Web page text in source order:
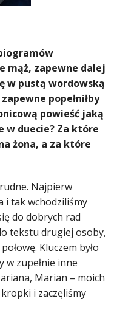
mąż, zapewne dalej
w pustą wordowską
popełniłby
powieść jaką
w duecie? Za które
żona, a za które
Najpierw
i tak wchodziliśmy
do dobrych rad
tekstu drugiej osoby,
Kluczem było
w zupełnie inne
Marian – moich
i zaczęliśmy